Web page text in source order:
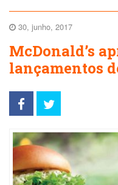
30, junho, 2017
McDonald’s
lançamentos